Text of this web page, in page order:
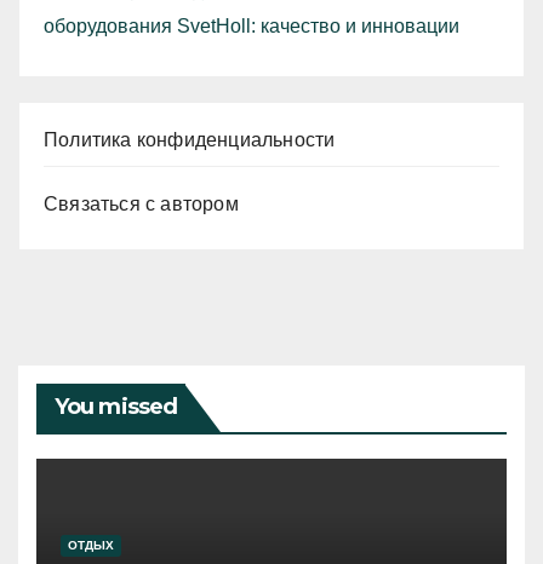
оборудования SvetHoll: качество и инновации
Политика конфиденциальности
Связаться с автором
You missed
ОТДЫХ